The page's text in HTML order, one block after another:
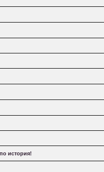
история!